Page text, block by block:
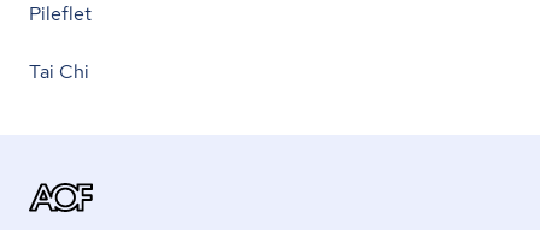
Pileflet
Tai Chi